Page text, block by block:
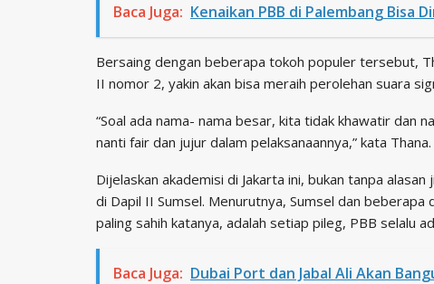
Baca Juga: Kenaikan PBB di Palembang Bisa
Bersaing dengan beberapa tokoh populer tersebut,
II nomor 2, yakin akan bisa meraih perolehan suara
“Soal ada nama- nama besar, kita tidak khawatir dan
nanti fair dan jujur dalam pelaksanaannya,” kata Thana.
Dijelaskan akademisi di Jakarta ini, bukan tanpa
di Dapil II Sumsel. Menurutnya, Sumsel dan
paling sahih katanya, adalah setiap pileg, PBB selalu
Baca Juga: Dubai Port dan Jabal Ali Akan